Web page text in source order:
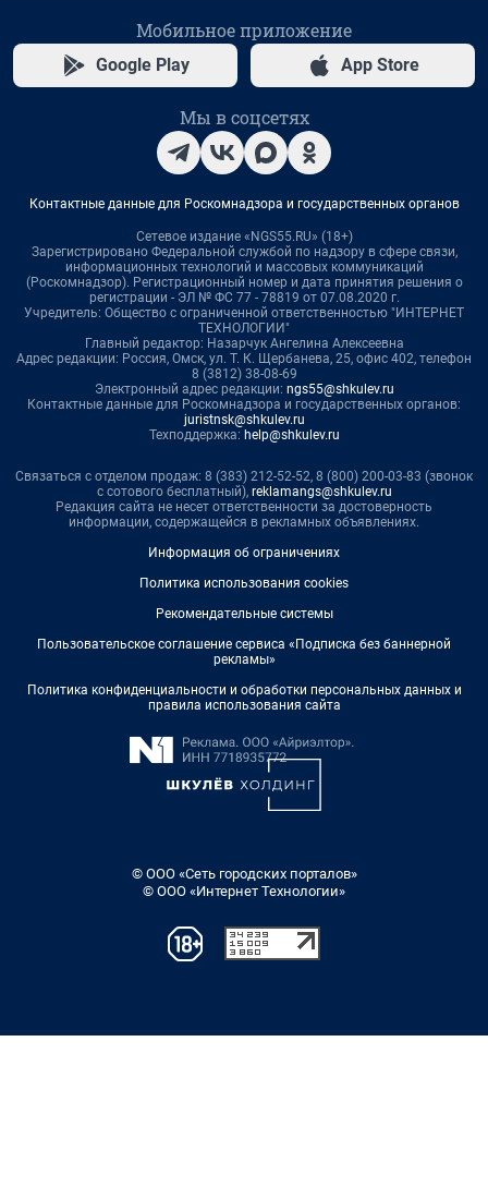
Мобильное приложение
Google Play App Store
Мы в соцсетях
Контактные данные для Роскомнадзора и государственных органов
Сетевое издание «NGS55.RU» (18+)
Зарегистрировано Федеральной службой по надзору в сфере связи,
информационных технологий и массовых коммуникаций
(Роскомнадзор). Регистрационный номер и дата принятия решения о
регистрации - ЭЛ № ФС 77 - 78819 от 07.08.2020 г.
Учредитель: Общество с ограниченной ответственностью "ИНТЕРНЕТ
ТЕХНОЛОГИИ"
Главный редактор: Назарчук Ангелина Алексеевна
Адрес редакции: Россия, Омск, ул. Т. К. Щербанева, 25, офис 402, телефон
8 (3812) 38-08-69
Электронный адрес редакции: ngs55@shkulev.ru
Контактные данные для Роскомнадзора и государственных органов:
juristnsk@shkulev.ru
Техподдержка: help@shkulev.ru
Связаться с отделом продаж: 8 (383) 212-52-52, 8 (800) 200-03-83 (звонок
с сотового бесплатный), reklamangs@shkulev.ru
Редакция сайта не несет ответственности за достоверность
информации, содержащейся в рекламных объявлениях.
Информация об ограничениях
Политика использования cookies
Рекомендательные системы
Пользовательское соглашение сервиса «Подписка без баннерной
рекламы»
Политика конфиденциальности и обработки персональных данных и
правила использования сайта
© ООО «Сеть городских порталов»
© ООО «Интернет Технологии»